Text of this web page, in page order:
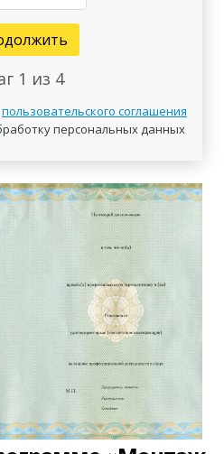
1 из 4
пользовательского соглашения
персональных данных